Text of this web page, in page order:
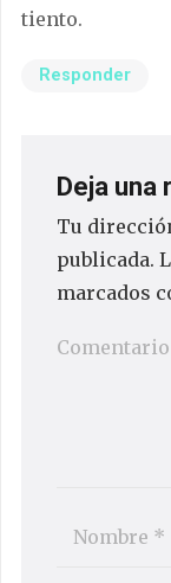
tiento.
Responder
Deja una
Tu
publicada.
marcados